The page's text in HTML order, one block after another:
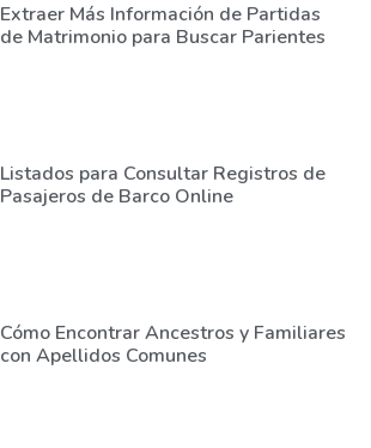
Extraer Más Información de Partidas
de Matrimonio para Buscar Parientes
Listados para Consultar Registros de
Pasajeros de Barco Online
Cómo Encontrar Ancestros y Familiares
con Apellidos Comunes